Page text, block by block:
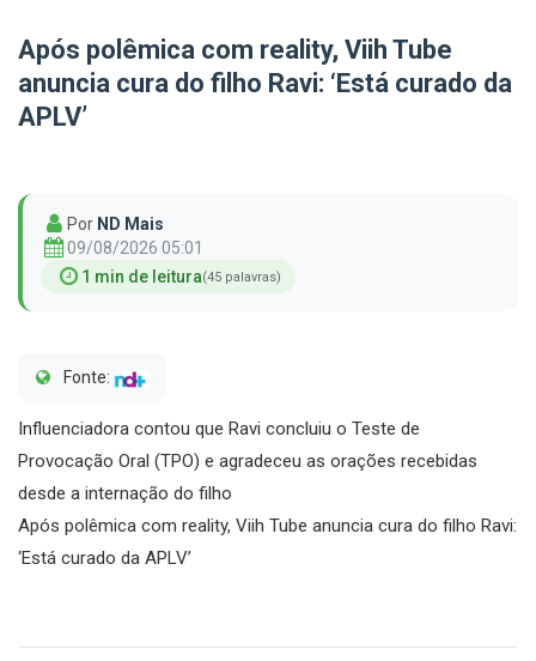
Após polêmica com reality, Viih Tube
anuncia cura do filho Ravi: ‘Está curado da
APLV’
Por ND Mais
09/08/2026 05:01
1 min de leitura(45 palavras)
Fonte:
Influenciadora contou que Ravi concluiu o Teste de
Provocação Oral (TPO) e agradeceu as orações recebidas
desde a internação do filho
Após polêmica com reality, Viih Tube anuncia cura do filho Ravi:
‘Está curado da APLV’